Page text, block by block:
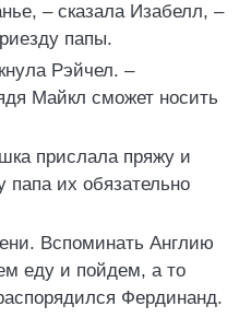
– сказала Изабелл, –
папы.
Рэйчел. –
Майкл сможет носить
прислала пряжу и
их обязательно
Вспоминать Англию
еду и пойдем, а то
Фердинанд.